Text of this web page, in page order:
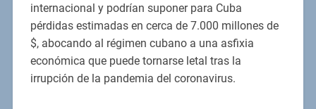
internacional y podrían suponer para Cuba
pérdidas estimadas en cerca de 7.000 millones de
$, abocando al régimen cubano a una asfixia
económica que puede tornarse letal tras la
irrupción de la pandemia del coronavirus.